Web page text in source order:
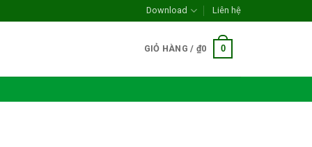
Download Liên hệ
GIỎ HÀNG / ₫0 0